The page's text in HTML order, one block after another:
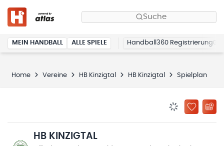
Suche
MEIN HANDBALL ALLE SPIELE Handball360 Registrierung
Home Vereine HB Kinzigtal HB Kinzigtal Spielplan
ZU
HB KINZIGTAL